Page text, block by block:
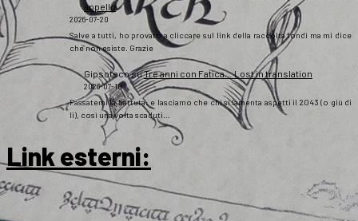
appello
2026-07-20
Salve a tutti, ho provato a cliccare sul link della raccolta fondi ma mi dice
che non esiste. Grazie
GipsotecosuTre anni con Fatica… Lost in translation
2026-07-10
Passatemi la battuta: e lasciamo che chi si lamenta aspetti il 2043 (o giù di
lì), così una volta scaduti…
Link esterni: